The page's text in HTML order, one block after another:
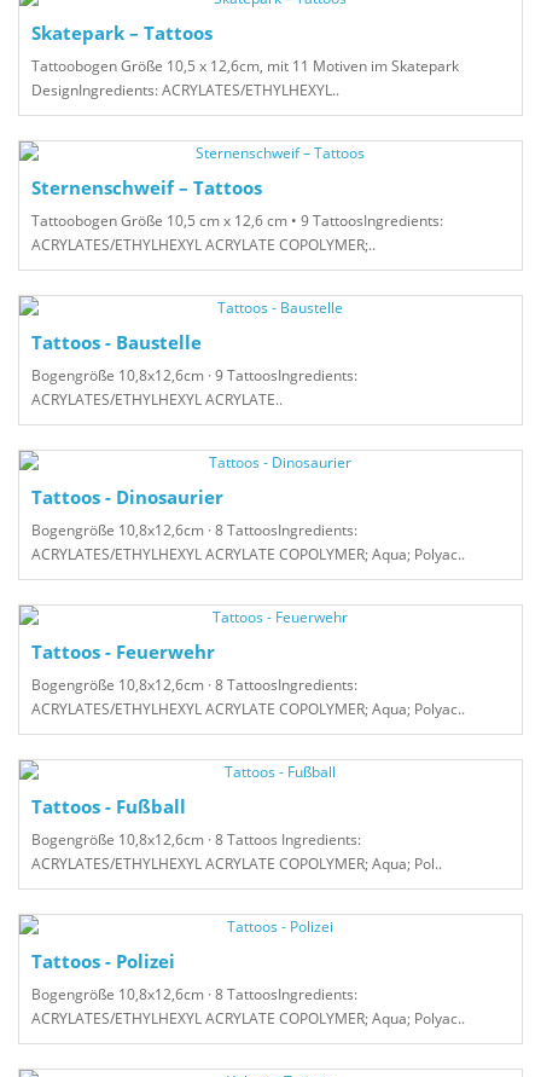
Skatepark – Tattoos
Tattoobogen Größe 10,5 x 12,6cm, mit 11 Motiven im Skatepark
DesignIngredients: ACRYLATES/ETHYLHEXYL..
Sternenschweif – Tattoos
Tattoobogen Größe 10,5 cm x 12,6 cm • 9 TattoosIngredients:
ACRYLATES/ETHYLHEXYL ACRYLATE COPOLYMER;..
Tattoos - Baustelle
Bogengröße 10,8x12,6cm · 9 TattoosIngredients:
ACRYLATES/ETHYLHEXYL ACRYLATE..
Tattoos - Dinosaurier
Bogengröße 10,8x12,6cm · 8 TattoosIngredients:
ACRYLATES/ETHYLHEXYL ACRYLATE COPOLYMER; Aqua; Polyac..
Tattoos - Feuerwehr
Bogengröße 10,8x12,6cm · 8 TattoosIngredients:
ACRYLATES/ETHYLHEXYL ACRYLATE COPOLYMER; Aqua; Polyac..
Tattoos - Fußball
Bogengröße 10,8x12,6cm · 8 Tattoos Ingredients:
ACRYLATES/ETHYLHEXYL ACRYLATE COPOLYMER; Aqua; Pol..
Tattoos - Polizei
Bogengröße 10,8x12,6cm · 8 TattoosIngredients:
ACRYLATES/ETHYLHEXYL ACRYLATE COPOLYMER; Aqua; Polyac..